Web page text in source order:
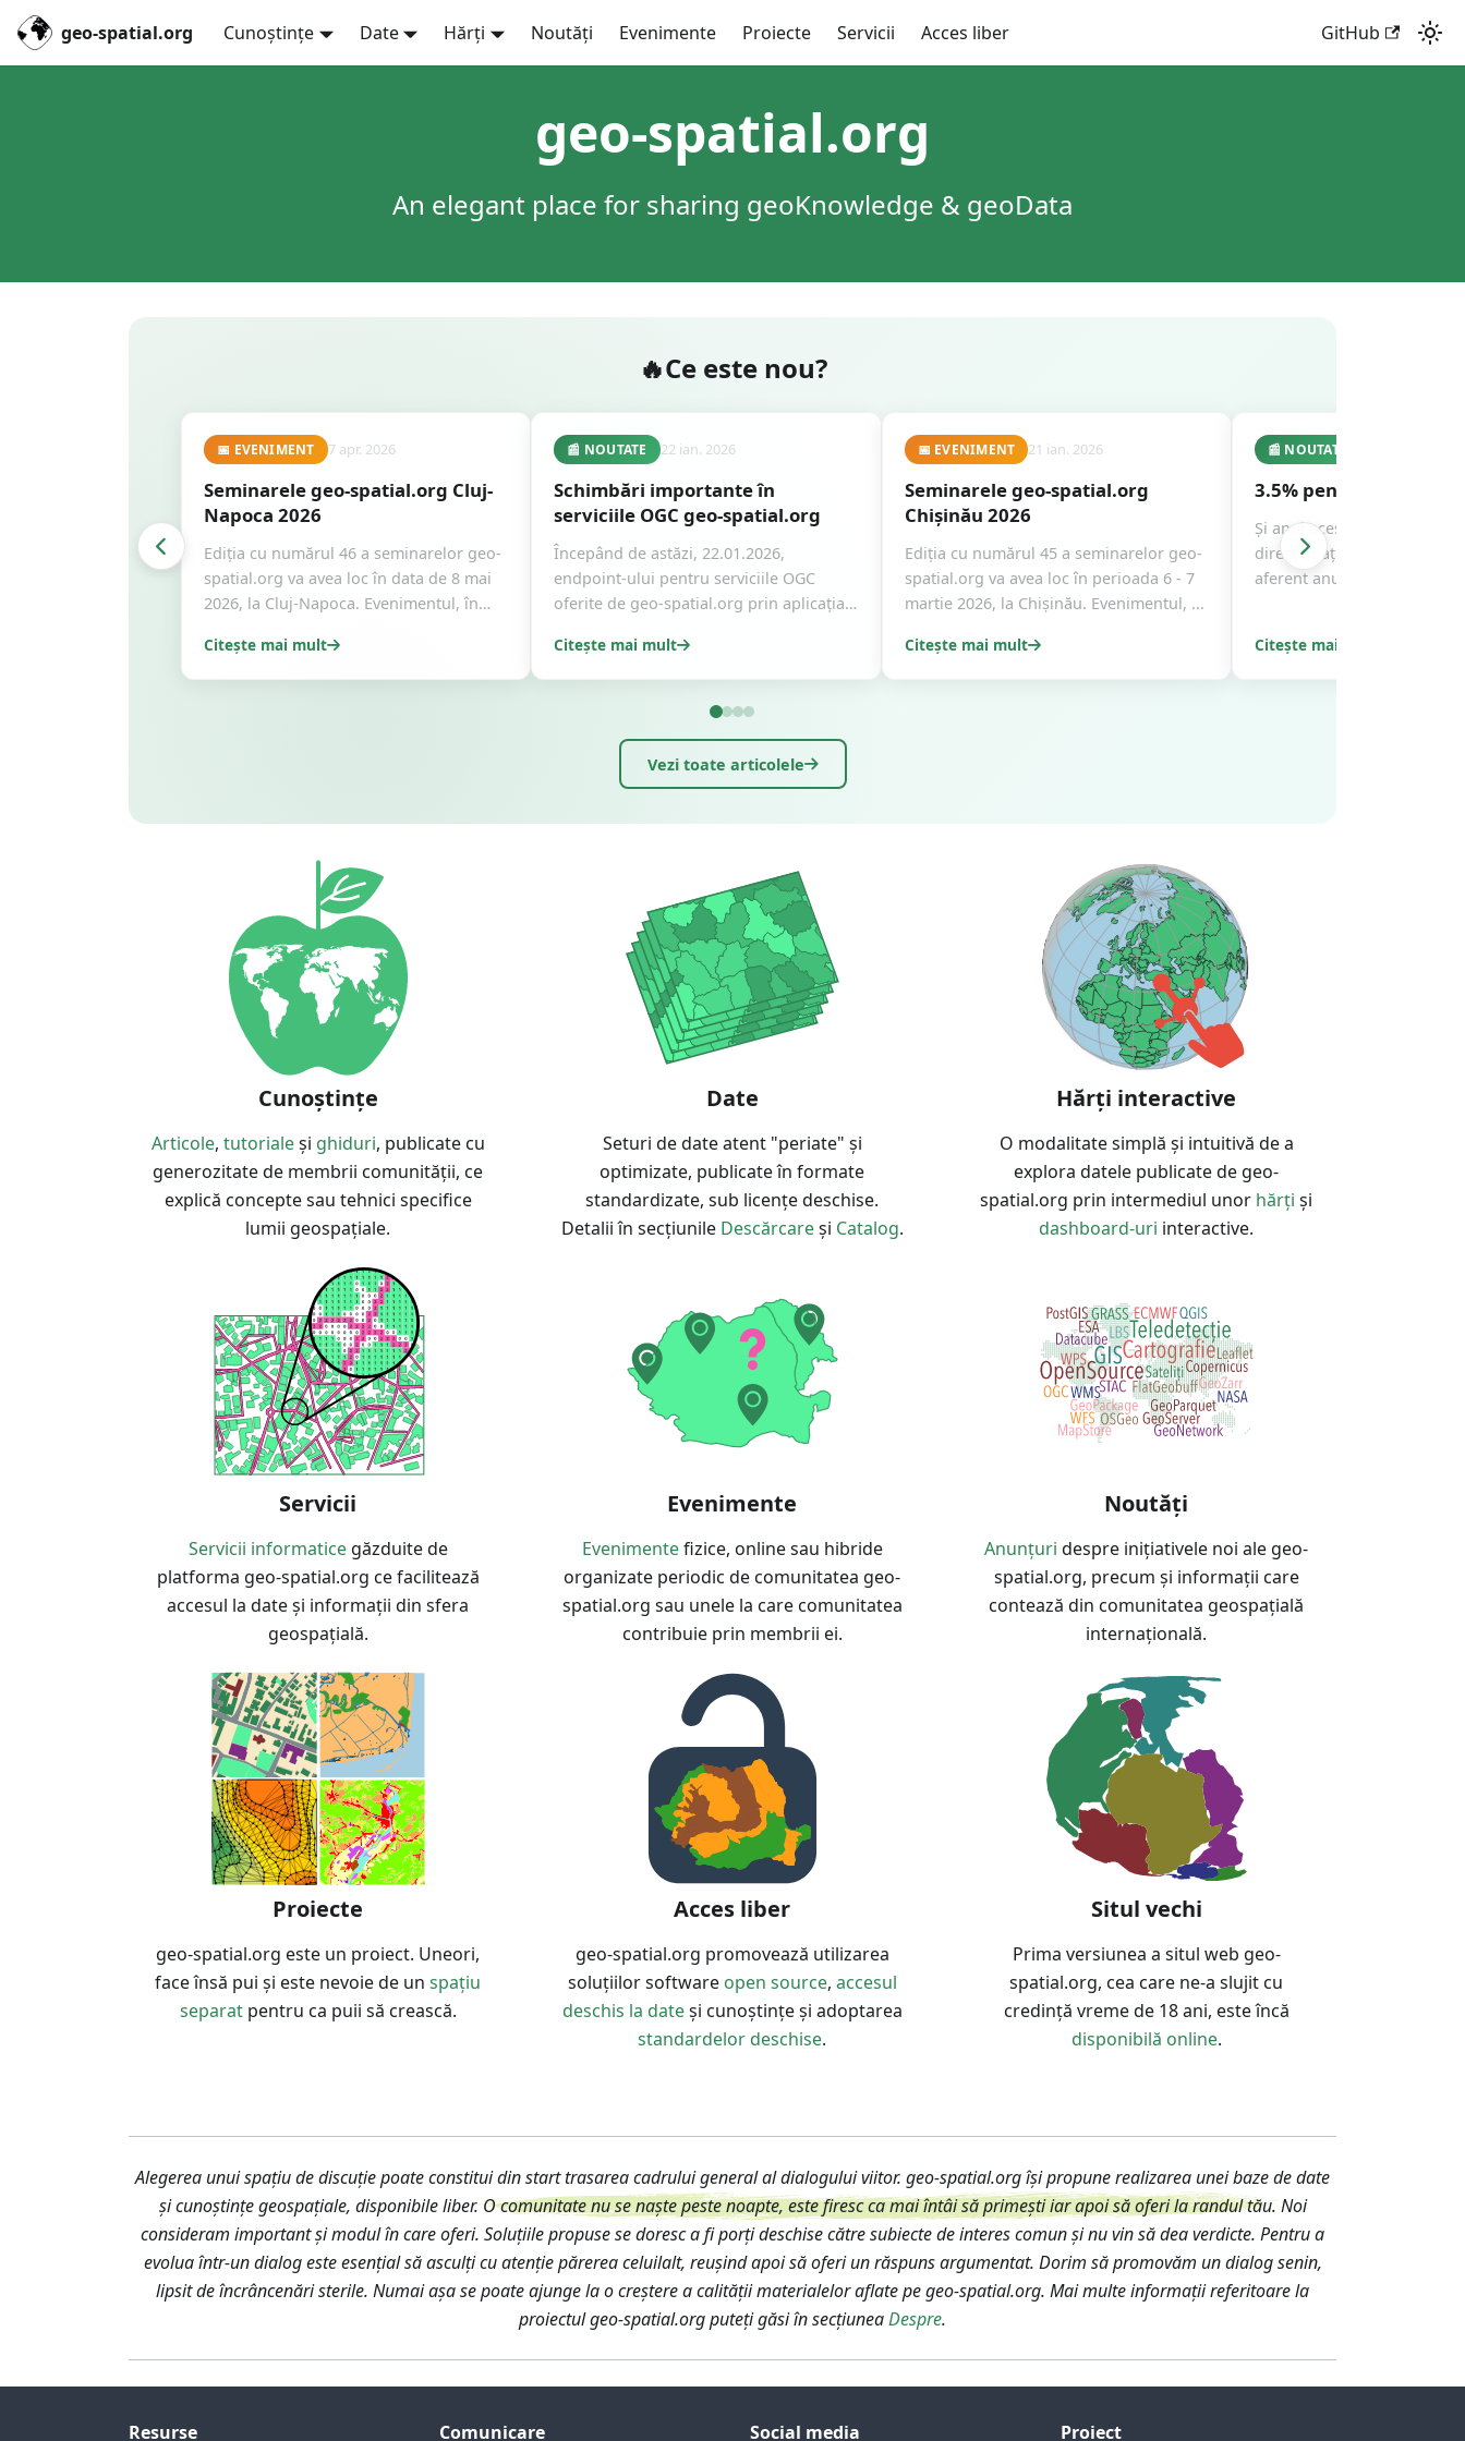
geo-spatial.org Cunoștințe Date Hărți Noutăți Evenimente Proiecte Servicii Acces liber GitHub
geo-spatial.org
An elegant place for sharing geoKnowledge & geoData
Ce este nou?
📅 EVENIMENT 7 apr. 2026
Seminarele geo-spatial.org Cluj-
Napoca 2026
Ediția cu numărul 46 a seminarelor geo-
spatial.org va avea loc în data de 8 mai
2026, la Cluj-Napoca. Evenimentul, în
Citește mai mult
📰 NOUTATE 22 ian. 2026
Schimbări importante în
serviciile OGC geo-spatial.org
Începând de astăzi, 22.01.2026,
endpoint-ului pentru serviciile OGC
oferite de geo-spatial.org prin aplicația
Citește mai mult
📅 EVENIMENT 21 ian. 2026
Seminarele geo-spatial.org
Chișinău 2026
Ediția cu numărul 45 a seminarelor geo-
spatial.org va avea loc în perioada 6 - 7
martie 2026, la Chișinău. Evenimentul, ...
Citește mai mult
📰 NOUTATE
3.5% pentru geo-
Și anul acesta aveți
direcționați 3.5% din
aferent anului fiscal 2025
Citește mai mult
Vezi toate articolele
Cunoștințe
Articole, tutorialeși ghiduri, publicate cu
generozitate de membrii comunității, ce
explică concepte sau tehnici specifice
lumii geospațiale.
Date
Seturi de date atent "periate" și
optimizate, publicate în formate
standardizate, sub licențe deschise.
Detalii în secțiunile Descărcareși Catalog.
Hărți interactive
O modalitate simplă și intuitivă de a
explora datele publicate de geo-
spatial.org prin intermediul unor hărți și
dashboard-uri interactive.
Servicii
Servicii informaticegăzduite de
platforma geo-spatial.org ce facilitează
accesul la date și informații din sfera
geospațială.
Evenimente
Evenimentefizice, online sau hibride
organizate periodic de comunitatea geo-
spatial.org sau unele la care comunitatea
contribuie prin membrii ei.
Noutăți
Anunțuri despre inițiativele noi ale geo-
spatial.org, precum și informații care
contează din comunitatea geospațială
internațională.
Proiecte
geo-spatial.org este un proiect. Uneori,
face însă pui și este nevoie de unspațiu
separatpentru ca puii să crească.
Acces liber
geo-spatial.org promovează utilizarea
soluțiilor software open source, accesul
deschis la dateși cunoștințe și adoptarea
standardelor deschise.
Situl vechi
Prima versiunea a situl web geo-
spatial.org, cea care ne-a slujit cu
credință vreme de 18 ani, este încă
disponibilă online.
Alegerea unui spațiu de discuție poate constitui din start trasarea cadrului general al dialogului viitor. geo-spatial.org își propune realizarea unei baze de date
și cunoștințe geospațiale, disponibile liber.O comunitate nu se naște peste noapte, este firesc ca mai întâi să primești iar apoi să oferi la randul tău. Noi
consideram important și modul în care oferi. Soluțiile propuse se doresc a fi porți deschise către subiecte de interes comun și nu vin să dea verdicte. Pentru a
evolua într-un dialog este esențial să asculți cu atenție părerea celuilalt, reușind apoi să oferi un răspuns argumentat. Dorim să promovăm un dialog senin,
lipsit de încrâncenări sterile. Numai așa se poate ajunge la o creștere a calității materialelor aflate pe geo-spatial.org. Mai multe informații referitoare la
proiectul geo-spatial.org puteți găsi în secțiuneaDespre.
Resurse Comunicare Social media Proiect